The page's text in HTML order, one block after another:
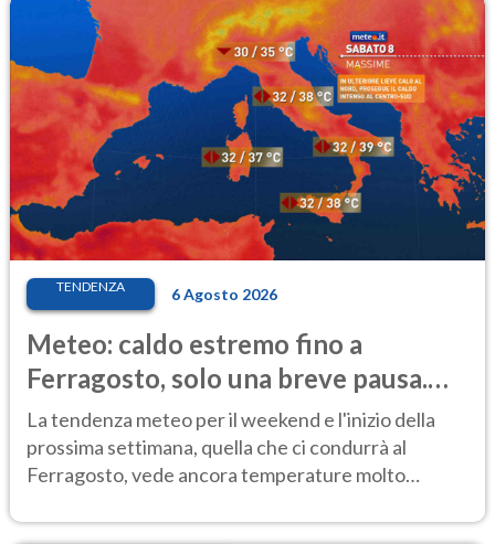
TENDENZA 6 Agosto 2026
Meteo: caldo estremo fino a
Ferragosto, solo una breve pausa.
Ecco dove
La tendenza meteo per il weekend e l'inizio della
prossima settimana, quella che ci condurrà al
Ferragosto, vede ancora temperature molto